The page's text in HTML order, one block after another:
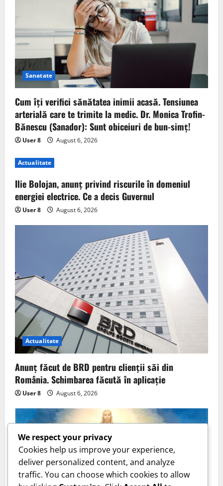
Sanatate
Cum îți verifici sănătatea inimii acasă. Tensiunea
arterială care te trimite la medic. Dr. Monica Trofin-
Bănescu (Sanador): Sunt obiceiuri de bun-simț!
User 8 August 6, 2026
Actualitate
Ilie Bolojan, anunț privind riscurile în domeniul
energiei electrice. Ce a decis Guvernul
User 8 August 6, 2026
Actualitate
Anunț făcut de BRD pentru clienții săi din
România. Schimbarea făcută în aplicație
User 8 August 6, 2026
We respect your privacy
Cookies help us improve your experience,
deliver personalized content, and analyze
traffic. You can choose which cookies to allow